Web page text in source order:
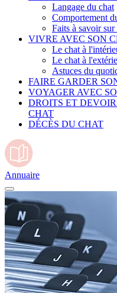
Langage du chat
Comportement
Faits à savoir sur
VIVRE AVEC SON
Le chat à
Le chat à
Astuces du
FAIRE GARDER
VOYAGER AVEC
DROITS ET
CHAT
DÉCÈS DU CHAT
Annuaire